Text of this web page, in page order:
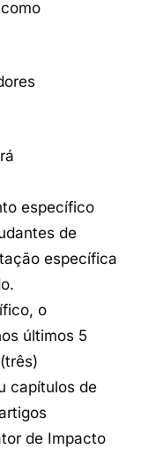
específico
de
específica
o
últimos 5
capítulos de
de Impacto